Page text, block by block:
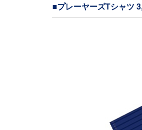
■プレーヤーズTシャツ